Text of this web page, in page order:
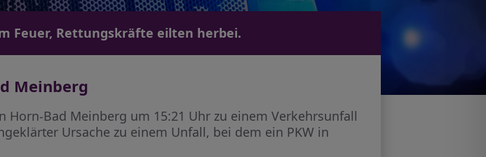
Feuer, Rettungskräfte eilten herbei.
Meinberg
Horn-Bad Meinberg um 15:21 Uhr zu einem Verkehrsunfall
Ursache zu einem Unfall, bei dem ein PKW in